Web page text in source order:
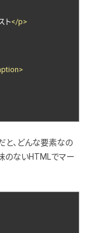
ト</p>
と、どんな要素なの
のないHTMLでマー